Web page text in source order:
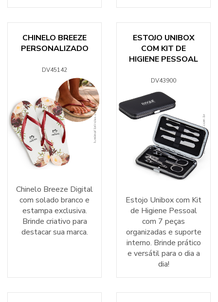
CHINELO BREEZE
PERSONALIZADO
DV45142
Chinelo Breeze Digital
com solado branco e
estampa exclusiva.
Brinde criativo para
destacar sua marca.
ESTOJO UNIBOX
COM KIT DE
HIGIENE PESSOAL
DV43900
Estojo Unibox com Kit
de Higiene Pessoal
com 7 peças
organizadas e suporte
interno. Brinde prático
e versátil para o dia a
dia!